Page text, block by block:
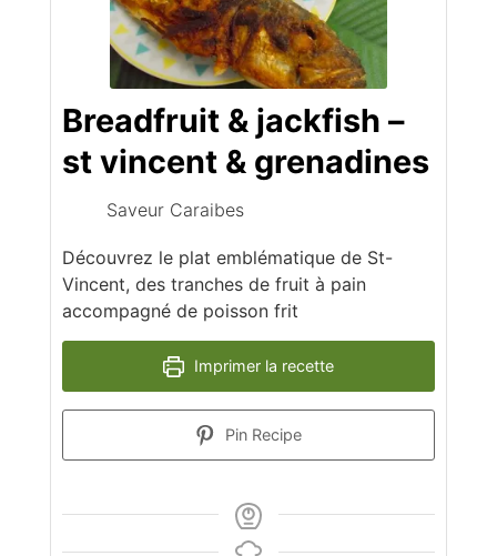
Breadfruit & jackfish –
st vincent & grenadines
Saveur Caraibes
Découvrez le plat emblématique de St-
Vincent, des tranches de fruit à pain
accompagné de poisson frit
Imprimer la recette
Pin Recipe